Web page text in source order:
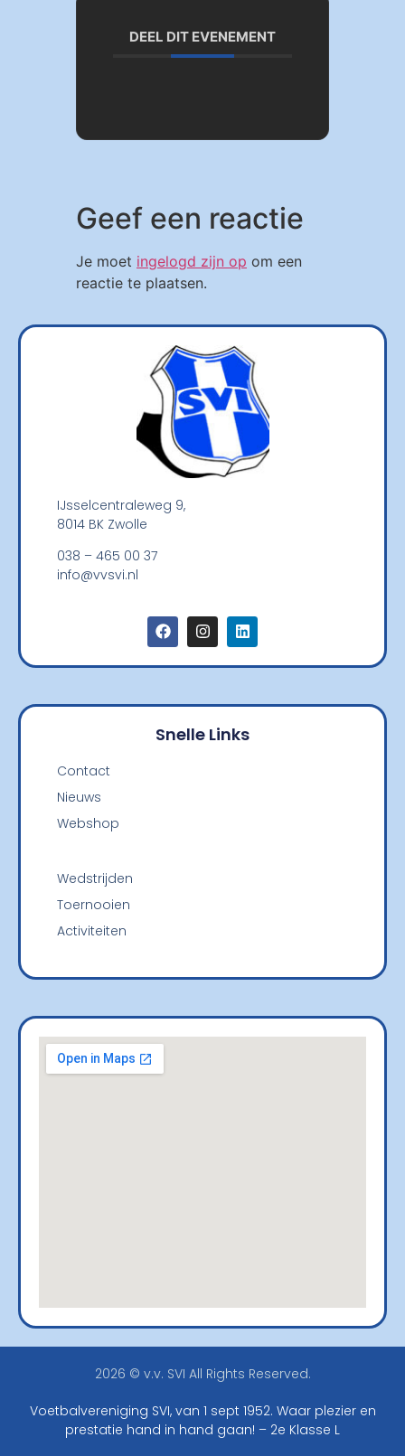
DEEL DIT EVENEMENT
Geef een reactie
Je moet ingelogd zijn op om een
reactie te plaatsen.
IJsselcentraleweg 9,
8014 BK Zwolle
038 – 465 00 37
info@vvsvi.nl
Snelle Links
Contact
Nieuws
Webshop
Wedstrijden
Toernooien
Activiteiten
2026 © v.v. SVI All Rights Reserved.
Voetbalvereniging SVI, van 1 sept 1952. Waar plezier en
prestatie hand in hand gaan! – 2e Klasse L